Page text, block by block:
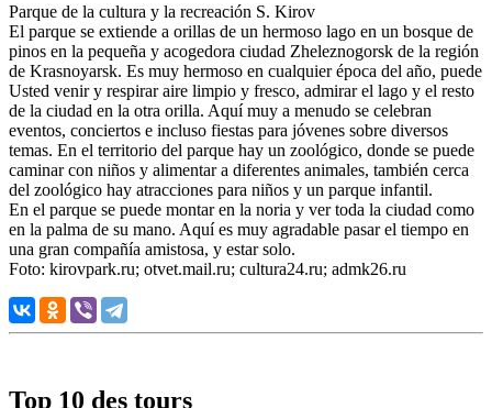
Parque de la cultura y la recreación S. Kirov
El parque se extiende a orillas de un hermoso lago en un bosque de
pinos en la pequeña y acogedora ciudad Zheleznogorsk de la región
de Krasnoyarsk. Es muy hermoso en cualquier época del año, puede
Usted venir y respirar aire limpio y fresco, admirar el lago y el resto
de la ciudad en la otra orilla. Aquí muy a menudo se celebran
eventos, conciertos e incluso fiestas para jóvenes sobre diversos
temas. En el territorio del parque hay un zoológico, donde se puede
caminar con niños y alimentar a diferentes animales, también cerca
del zoológico hay atracciones para niños y un parque infantil.
En el parque se puede montar en la noria y ver toda la ciudad como
en la palma de su mano. Aquí es muy agradable pasar el tiempo en
una gran compañía amistosa, y estar solo.
Foto: kirovpark.ru; otvet.mail.ru; cultura24.ru; admk26.ru
Top 10 des tours